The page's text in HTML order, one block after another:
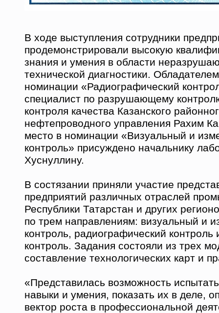
В ходе выступления сотрудники
продемонстрировали высокую
знания и умения в области
технической диагностики.
номинации «Радиографический
специалист по разрушающему
контроля качества Казанского
нефтепроводного управления Рахим
место в номинации «Визуальный и
контроль» присуждено начальнику
Хуснуллину.
В состязании приняли участие
предприятий различных отраслей
Республики Татарстан и других
по трем направлениям: визуальный и
контроль, радиографический контроль
контроль. Задания состояли из трех
составление технологических карт и
«Представилась возможность
навыки и умения, показать их в деле,
вектор роста в профессиональной